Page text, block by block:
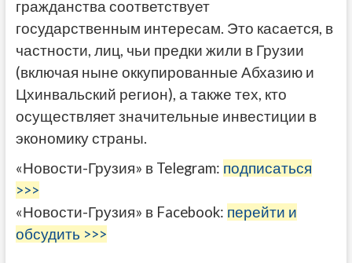
гражданства соответствует
государственным интересам. Это касается, в
частности, лиц, чьи предки жили в Грузии
(включая ныне оккупированные Абхазию и
Цхинвальский регион), а также тех, кто
осуществляет значительные инвестиции в
экономику страны.
«Новости-Грузия» в Telegram: подписаться
>>>
«Новости-Грузия» в Facebook: перейти и
обсудить >>>